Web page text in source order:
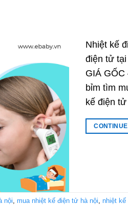
Nhiệt kế
điện tử
GIÁ
bỉm tìm
kế điện
nội mua nhiệt kế điện tử hà nội nhiệt kế